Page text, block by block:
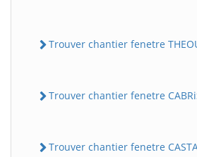
Trouver chantier fenetre
Trouver chantier fenetre
Trouver chantier fenetre